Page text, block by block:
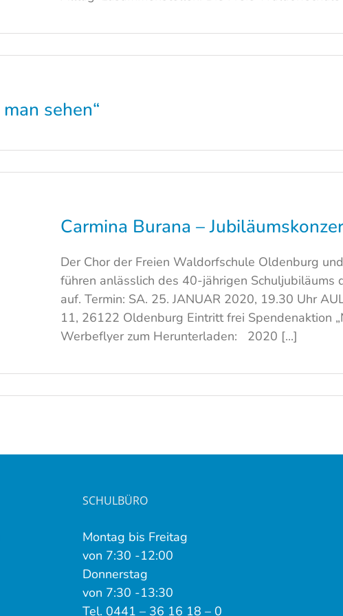
sehen“
Carmina Burana –
Der Chor der Freien Waldorfschule Oldenburg
führen anlässlich des 40-jährigen
auf. Termin: SA. 25. JANUAR 2020, 19.30 Uhr
11, 26122 Oldenburg Eintritt frei Spendenaktion
Werbeflyer zum Herunterladen: 2020 [...]
SCHULBÜRO
Montag bis Freitag
von 7:30 -12:00
Donnerstag
von 7:30 -13:30
Tel. 0441 – 36 16 18 – 0